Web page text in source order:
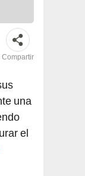
Compartir
una
el